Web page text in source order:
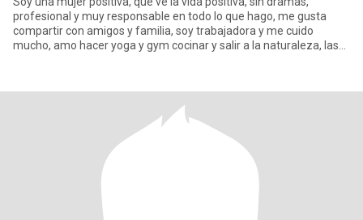
profesional y muy responsable en todo lo que hago, me gusta
compartir con amigos y familia, soy trabajadora y me cuido
mucho, amo hacer yoga y gym cocinar y salir a la naturaleza, las